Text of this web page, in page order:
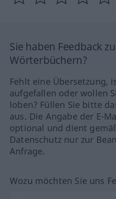
Sie haben Feedback
Wörterbüchern?
Fehlt eine Übersetzung,
aufgefallen oder wollen
loben? Füllen Sie bitte
aus. Die Angabe der E-
optional und dient
Datenschutz nur zur
Anfrage.
Wozu möchten Sie uns